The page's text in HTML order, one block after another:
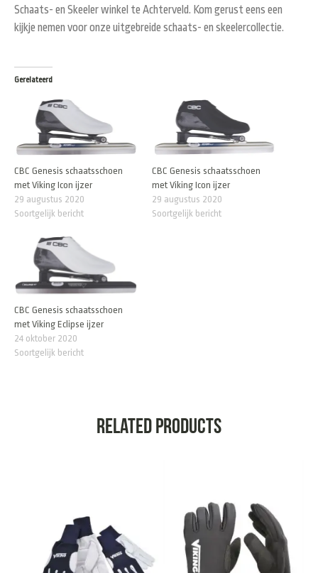
Schaats- en Skeeler winkel te Achterveld. Kom gerust eens een
kijkje nemen voor onze uitgebreide schaats- en skeelercollectie.
Gerelateerd
CBC Genesis schaatsschoen
met Viking Icon ijzer
29 augustus 2020
Soortgelijk bericht
CBC Genesis schaatsschoen
met Viking Icon ijzer
29 augustus 2020
Soortgelijk bericht
CBC Genesis schaatsschoen
met Viking Eclipse ijzer
24 oktober 2020
Soortgelijk bericht
Related products